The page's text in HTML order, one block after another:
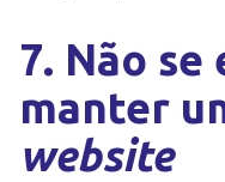
7. Não se
manter
website